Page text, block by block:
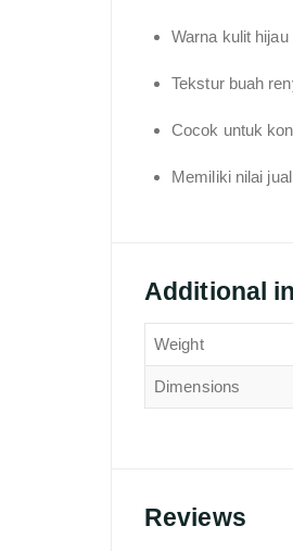
Warna kulit
Tekstur buah
Cocok untuk
Memiliki nilai
Additional
Weight
Dimensions
Reviews